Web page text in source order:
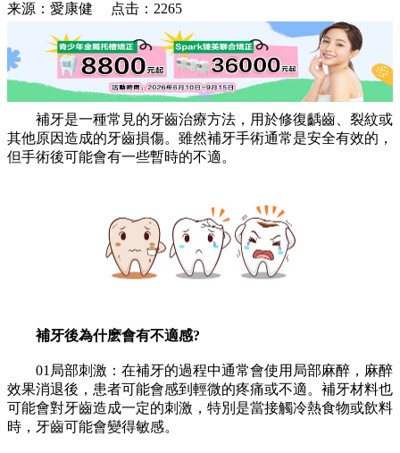
来源：愛康健 点击：2265
補牙是一種常見的牙齒治療方法，用於修復齲齒、裂紋或
其他原因造成的牙齒損傷。雖然補牙手術通常是安全有效的，
但手術後可能會有一些暫時的不適。
補牙後為什麽會有不適感?
01局部刺激：在補牙的過程中通常會使用局部麻醉，麻醉
效果消退後，患者可能會感到輕微的疼痛或不適。補牙材料也
可能會對牙齒造成一定的刺激，特別是當接觸冷熱食物或飲料
時，牙齒可能會變得敏感。